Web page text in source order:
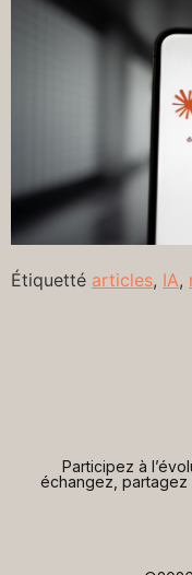
Étiquetté articles, IA,
Participez à
échangez,